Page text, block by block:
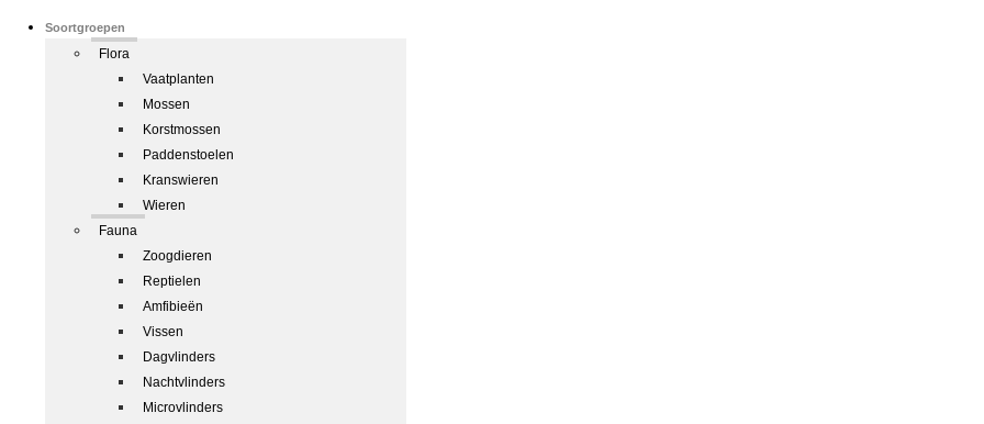
Soortgroepen
Flora
Vaatplanten
Mossen
Korstmossen
Paddenstoelen
Kranswieren
Wieren
Fauna
Zoogdieren
Reptielen
Amfibieën
Vissen
Dagvlinders
Nachtvlinders
Microvlinders